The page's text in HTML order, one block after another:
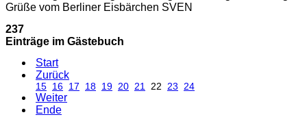
Grüße vom Berliner Eisbärchen SVEN
237
Einträge im Gästebuch
Start
Zurück
15 16 17 18 19 20 21 22 23 24
Weiter
Ende